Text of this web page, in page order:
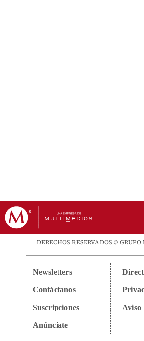
DERECHOS RESERVADOS ©
Newsletters
Contáctanos
Suscripciones
Anúnciate
Aviso